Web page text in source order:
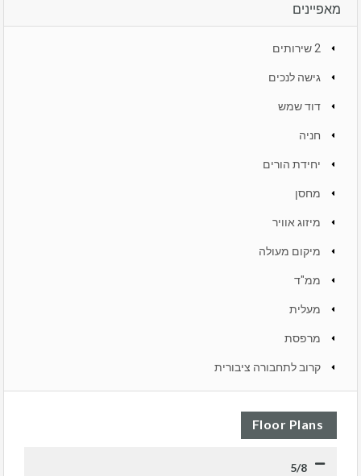
מאפיינים
2 שירותים
גישה לנכים
דוד שמש
חניה
יחידת הורים
מחסן
מיזוג אוויר
מיקום מעולה
ממ"ד
מעלית
מרפסת
קרוב לתחבורה ציבורית
Floor Plans
5/8